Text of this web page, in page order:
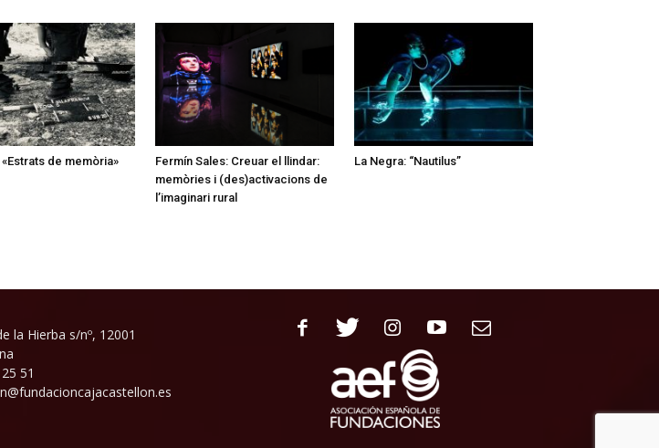
«Estrats de memòria»
Fermín Sales: Creuar el llindar:
memòries i (des)activacions de
l’imaginari rural
La Negra: “Nautilus”
la Hierba s/nº, 12001
51